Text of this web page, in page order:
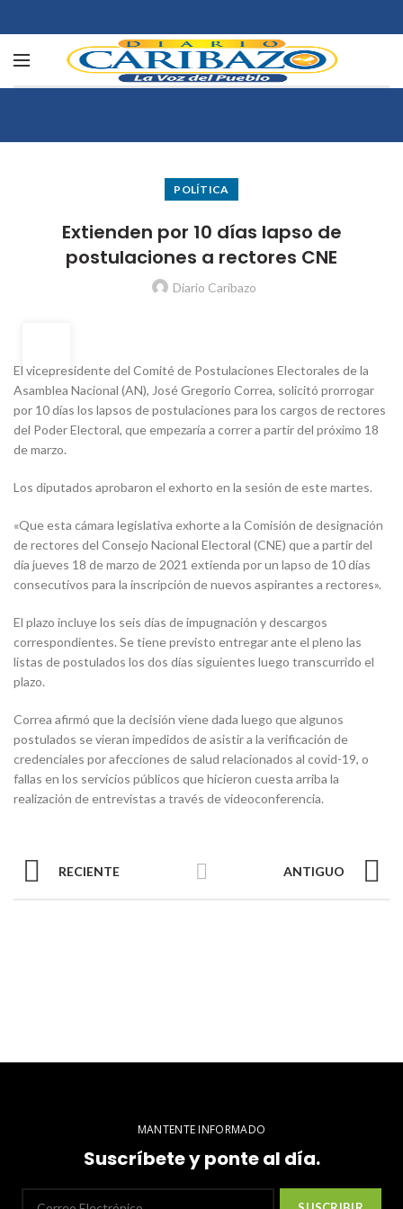
POLÍTICA
Extienden por 10 días lapso de
postulaciones a rectores CNE
Diario Caribazo
El vicepresidente del Comité de Postulaciones Electorales de la
Asamblea Nacional (AN), José Gregorio Correa, solicitó prorrogar
por 10 días los lapsos de postulaciones para los cargos de rectores
del Poder Electoral, que empezaría a correr a partir del próximo 18
de marzo.
Los diputados aprobaron el exhorto en la sesión de este martes.
«Que esta cámara legislativa exhorte a la Comisión de designación
de rectores del Consejo Nacional Electoral (CNE) que a partir del
día jueves 18 de marzo de 2021 extienda por un lapso de 10 días
consecutivos para la inscripción de nuevos aspirantes a rectores».
El plazo incluye los seis días de impugnación y descargos
correspondientes. Se tiene previsto entregar ante el pleno las
listas de postulados los dos días siguientes luego transcurrido el
plazo.
Correa afirmó que la decisión viene dada luego que algunos
postulados se vieran impedidos de asistir a la verificación de
credenciales por afecciones de salud relacionados al covid-19, o
fallas en los servicios públicos que hicieron cuesta arriba la
realización de entrevistas a través de videoconferencia.
RECIENTE ANTIGUO
MANTENTE INFORMADO
Suscríbete y ponte al día.